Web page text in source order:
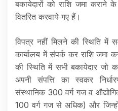
बकायेदारों को राशि जमा कराने के
वितरित करवाये गए हैं।
विपत्र नहीं मिलने की स्थिति में
कार्यालय में संपर्क कर राशि जमा
की स्थिति में सभी बकायेदार जो
अपनी संपत्ति का स्वकर
संस्थानिक 300 वर्ग गज व
100 वर्ग गज से अधिक) और